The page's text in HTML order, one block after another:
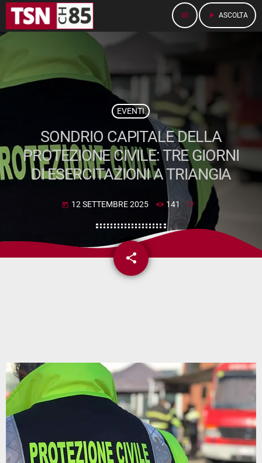
menu play_arrow ASCOLTA
EVENTI
SONDRIO CAPITALE DELLA
PROTEZIONE CIVILE: TRE GIORNI
DI ESERCITAZIONI A TRIANGIA
today 12 SETTEMBRE 2025 141
share
email